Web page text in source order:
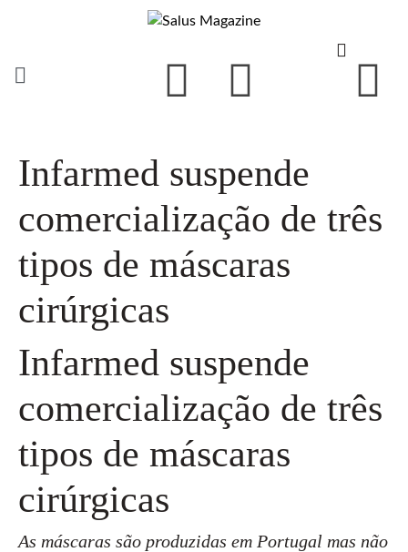
Infarmed suspende
comercialização de três
tipos de máscaras
cirúrgicas
Infarmed suspende
comercialização de três
tipos de máscaras
cirúrgicas
As máscaras são produzidas em Portugal mas não